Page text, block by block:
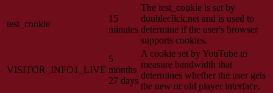
test_cookie
15
minutes
The test_cookie is set by
doubleclick.net and is used to
determine if the user's browser
supports cookies.
VISITOR_INFO1_LIVE
5
months
27 days
A cookie set by YouTube to
measure bandwidth that
determines whether the user gets
the new or old player interface.